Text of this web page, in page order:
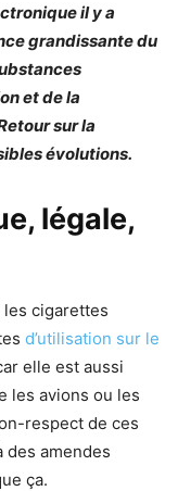
il y a
grandissante du
et de la
sur la
évolutions.
légale,
cigarettes
d’utilisation sur le
elle est aussi
les avions ou les
respect de ces
des amendes
ça.